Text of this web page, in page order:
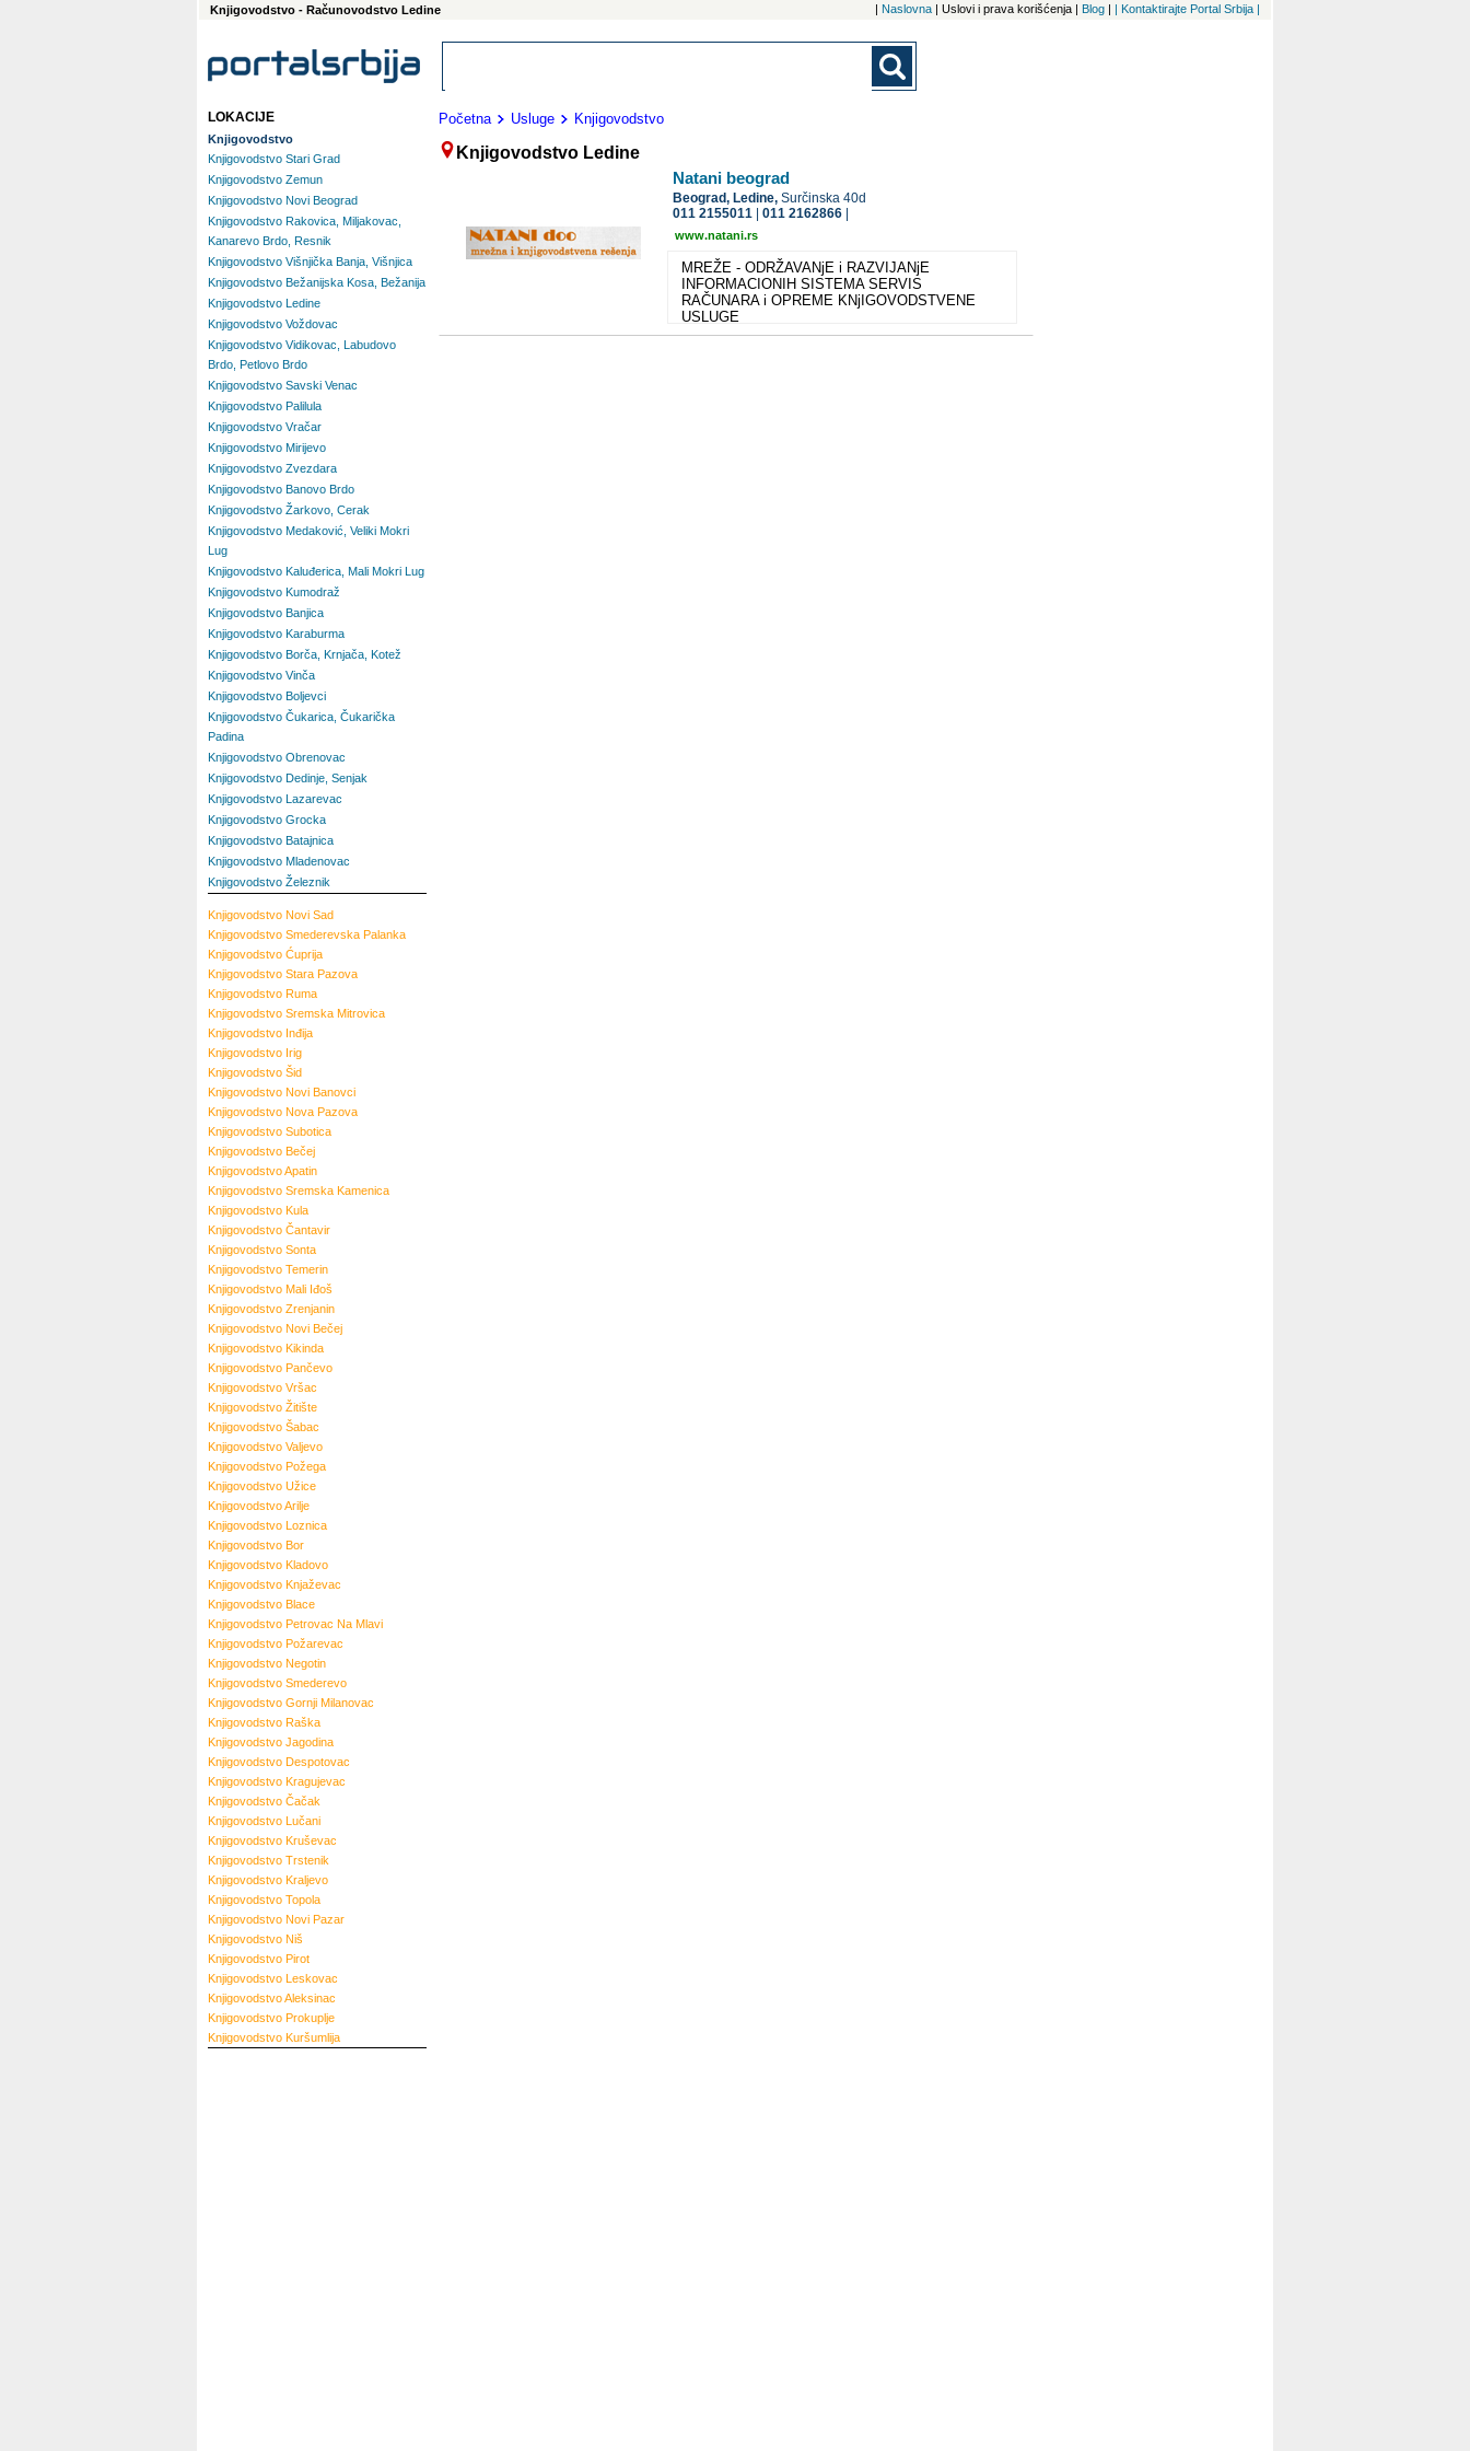
Knjigovodstvo - Računovodstvo Ledine | Naslovna | Uslovi i prava korišćenja | Blog | | Kontaktirajte Portal Srbija |
Početna Usluge Knjigovodstvo
Knjigovodstvo Ledine
Natani beograd
Beograd, Ledine,Surčinska 40d
011 2155011 |011 2162866
www.natani.rs
MREŽE - ODRŽAVANjE i RAZVIJANjE
INFORMACIONIH SISTEMA SERVIS
RAČUNARA i OPREME KNjIGOVODSTVENE
USLUGE
LOKACIJE
Knjigovodstvo
Knjigovodstvo Stari Grad
Knjigovodstvo Zemun
Knjigovodstvo Novi Beograd
Knjigovodstvo Rakovica, Miljakovac,
Kanarevo Brdo, Resnik
Knjigovodstvo Višnjička Banja, Višnjica
Knjigovodstvo Bežanijska Kosa, Bežanija
Knjigovodstvo Ledine
Knjigovodstvo Voždovac
Knjigovodstvo Vidikovac, Labudovo
Brdo, Petlovo Brdo
Knjigovodstvo Savski Venac
Knjigovodstvo Palilula
Knjigovodstvo Vračar
Knjigovodstvo Mirijevo
Knjigovodstvo Zvezdara
Knjigovodstvo Banovo Brdo
Knjigovodstvo Žarkovo, Cerak
Knjigovodstvo Medaković, Veliki Mokri
Lug
Knjigovodstvo Kaluđerica, Mali Mokri Lug
Knjigovodstvo Kumodraž
Knjigovodstvo Banjica
Knjigovodstvo Karaburma
Knjigovodstvo Borča, Krnjača, Kotež
Knjigovodstvo Vinča
Knjigovodstvo Boljevci
Knjigovodstvo Čukarica, Čukarička
Padina
Knjigovodstvo Obrenovac
Knjigovodstvo Dedinje, Senjak
Knjigovodstvo Lazarevac
Knjigovodstvo Grocka
Knjigovodstvo Batajnica
Knjigovodstvo Mladenovac
Knjigovodstvo Železnik
Knjigovodstvo Novi Sad
Knjigovodstvo Smederevska Palanka
Knjigovodstvo Ćuprija
Knjigovodstvo Stara Pazova
Knjigovodstvo Ruma
Knjigovodstvo Sremska Mitrovica
Knjigovodstvo Inđija
Knjigovodstvo Irig
Knjigovodstvo Šid
Knjigovodstvo Novi Banovci
Knjigovodstvo Nova Pazova
Knjigovodstvo Subotica
Knjigovodstvo Bečej
KnjigovodstvoApatin
Knjigovodstvo Sremska Kamenica
Knjigovodstvo Kula
Knjigovodstvo Čantavir
Knjigovodstvo Sonta
Knjigovodstvo Temerin
Knjigovodstvo Mali Iđoš
Knjigovodstvo Zrenjanin
Knjigovodstvo Novi Bečej
Knjigovodstvo Kikinda
Knjigovodstvo Pančevo
Knjigovodstvo Vršac
Knjigovodstvo Žitište
Knjigovodstvo Šabac
Knjigovodstvo Valjevo
Knjigovodstvo Požega
Knjigovodstvo Užice
KnjigovodstvoArilje
Knjigovodstvo Loznica
Knjigovodstvo Bor
Knjigovodstvo Kladovo
Knjigovodstvo Knjaževac
Knjigovodstvo Blace
Knjigovodstvo Petrovac Na Mlavi
Knjigovodstvo Požarevac
Knjigovodstvo Negotin
Knjigovodstvo Smederevo
Knjigovodstvo Gornji Milanovac
Knjigovodstvo Raška
Knjigovodstvo Jagodina
Knjigovodstvo Despotovac
Knjigovodstvo Kragujevac
Knjigovodstvo Čačak
Knjigovodstvo Lučani
Knjigovodstvo Kruševac
Knjigovodstvo Trstenik
Knjigovodstvo Kraljevo
Knjigovodstvo Topola
Knjigovodstvo Novi Pazar
Knjigovodstvo Niš
Knjigovodstvo Pirot
Knjigovodstvo Leskovac
KnjigovodstvoAleksinac
Knjigovodstvo Prokuplje
Knjigovodstvo Kuršumlija